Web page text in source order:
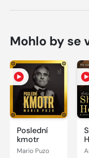
Mohlo by se
Poslední
kmotr
Mario Puzo